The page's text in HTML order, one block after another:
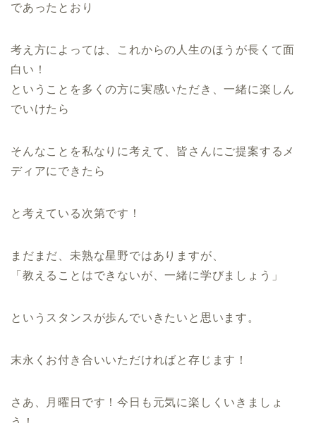
であったとおり
考え方によっては、これからの人生のほうが長くて面
白い！
ということを多くの方に実感いただき、一緒に楽しん
でいけたら
そんなことを私なりに考えて、皆さんにご提案するメ
ディアにできたら
と考えている次第です！
まだまだ、未熟な星野ではありますが、
「教えることはできないが、一緒に学びましょう」
というスタンスが歩んでいきたいと思います。
末永くお付き合いいただければと存じます！
さあ、月曜日です！今日も元気に楽しくいきましょ